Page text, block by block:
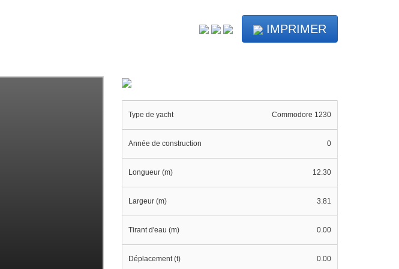
IMPRIMER
Type de yacht Commodore 1230
Année de construction 0
Longueur (m) 12.30
Largeur (m) 3.81
Tirant d'eau (m) 0.00
Déplacement (t) 0.00